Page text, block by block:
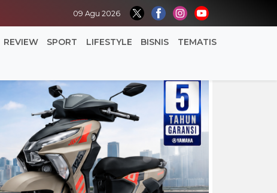
09 Agu 2026
REVIEW SPORT LIFESTYLE BISNIS TEMATIS